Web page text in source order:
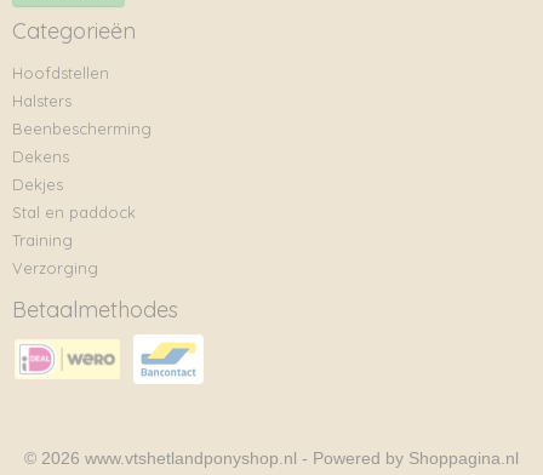
Categorieën
Hoofdstellen
Halsters
Beenbescherming
Dekens
Dekjes
Stal en paddock
Training
Verzorging
Betaalmethodes
© 2026 www.vtshetlandponyshop.nl - Powered by Shoppagina.nl